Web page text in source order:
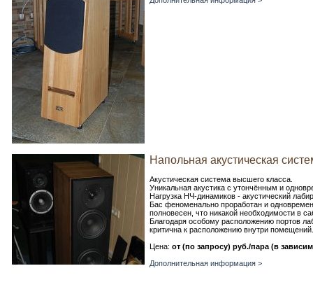
Напольная акустическая
Акустическая система высшего класса.
Уникальная акустика с утончённым и
Нагрузка НЧ-динамиков - акустический
Бас феноменально проработан и
полновесен, что никакой необходимости в
Благодаря особому расположению портов
критична к расположению внутри помещений.
Цена: от (по запросу) руб./пара (в
Дополнительная информация >